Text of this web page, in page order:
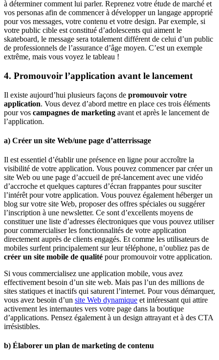
à déterminer comment lui parler. Reprenez votre étude de marché et
vos personas afin de commencer à développer un langage approprié
pour vos messages, votre contenu et votre design. Par exemple, si
votre public cible est constitué d’adolescents qui aiment le
skateboard, le message sera totalement différent de celui d’un public
de professionnels de l’assurance d’âge moyen. C’est un exemple
extrême, mais vous voyez le tableau !
4. Promouvoir l’application avant le lancement
Il existe aujourd’hui plusieurs façons de promouvoir votre
application. Vous devez d’abord mettre en place ces trois éléments
pour vos campagnes de marketing avant et après le lancement de
l’application.
a) Créer un site Web/une page d’atterrissage
Il est essentiel d’établir une présence en ligne pour accroître la
visibilité de votre application. Vous pouvez commencer par créer un
site Web ou une page d’accueil de pré-lancement avec une vidéo
d’accroche et quelques captures d’écran frappantes pour susciter
l’intérêt pour votre application. Vous pouvez également héberger un
blog sur votre site Web, proposer des offres spéciales ou suggérer
l’inscription à une newsletter. Ce sont d’excellents moyens de
constituer une liste d’adresses électroniques que vous pouvez utiliser
pour commercialiser les fonctionnalités de votre application
directement auprès de clients engagés. Et comme les utilisateurs de
mobiles surfent principalement sur leur téléphone, n’oubliez pas de
créer un site mobile de qualité pour promouvoir votre application.
Si vous commercialisez une application mobile, vous avez
effectivement besoin d’un site web. Mais pas l’un des millions de
sites statiques et inactifs qui saturent l’internet. Pour vous démarquer,
vous avez besoin d’un site Web dynamique et intéressant qui attire
activement les internautes vers votre page dans la boutique
d’applications. Pensez également à un design attrayant et à des CTA
irrésistibles.
b) Élaborer un plan de marketing de contenu